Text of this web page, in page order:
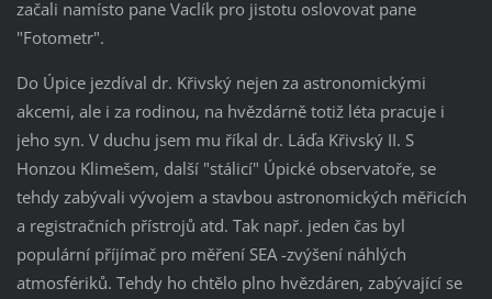
začali namísto pane Vaclík pro jistotu oslovovat pane
"Fotometr".
Do Úpice jezdíval dr. Křivský nejen za astronomickými
akcemi, ale i za rodinou, na hvězdárně totiž léta pracuje i
jeho syn. V duchu jsem mu říkal dr. Láďa Křivský II. S
Honzou Klimešem, další "stálicí" Úpické observatoře, se
tehdy zabývali vývojem a stavbou astronomických měřicích
a registračních přístrojů atd. Tak např. jeden čas byl
populární příjímač pro měření SEA -zvýšení náhlých
atmosfériků. Tehdy ho chtělo plno hvězdáren, zabývající se